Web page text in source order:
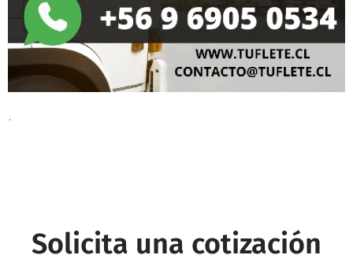
.
Solicita una cotización